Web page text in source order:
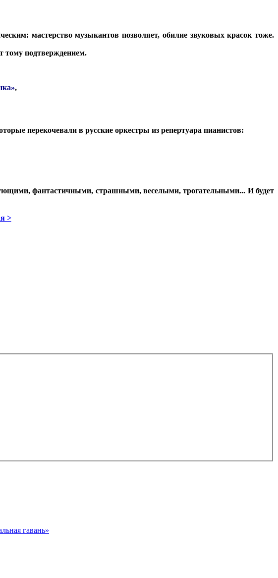
мастерство музыкантов позволяет, обилие звуковых красок тоже.
тому подтверждением.
,
перекочевали в русские оркестры из репертуара пианистов:
фантастичными, страшными, веселыми, трогательными... И будет
>
гавань»